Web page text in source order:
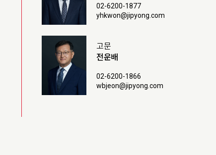
02-6200-1877
yhkwon@jipyong.com
고문
전운배
02-6200-1866
wbjeon@jipyong.com